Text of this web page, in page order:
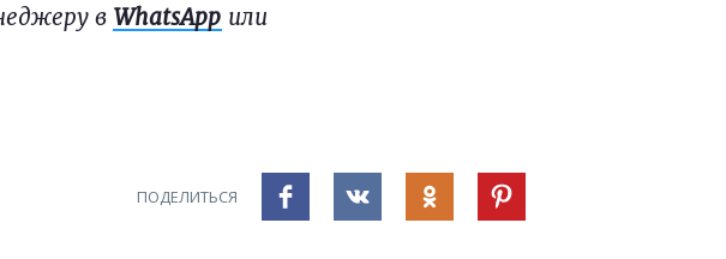
в WhatsApp или
ПОДЕЛИТЬСЯ